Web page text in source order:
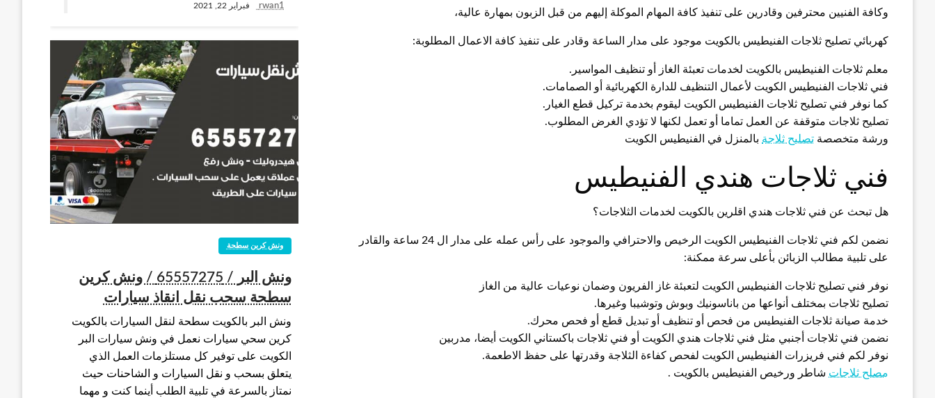
وكافة الفنيين محترفين وقادرين على تنفيذ كافة المهام الموكلة إليهم من قبل الزبون بمهارة عالية،
كهربائي تصليح ثلاجات الفنيطيس بالكويت موجود على مدار الساعة وقادر على تنفيذ كافة الاعمال المطلوبة:
معلم ثلاجات الفنيطيس بالكويت لخدمات تعبئة الغاز أو تنظيف المواسير.
فني ثلاجات الفنيطيس الكويت لأعمال التنظيف للدارة الكهربائية أو الصمامات.
كما نوفر فني تصليح ثلاجات الفنيطيس الكويت ليقوم بخدمة تركيل قطع الغيار.
تصليح ثلاجات متوقفة عن العمل تماما أو تعمل لكنها لا تؤدي الغرض المطلوب.
ورشة متخصصة تصليح ثلاجة بالمنزل في الفنيطيس الكويت
فني ثلاجات هندي الفنيطيس
هل تبحث عن فني ثلاجات هندي اقلرين بالكويت لخدمات الثلاجات؟
نضمن لكم فني ثلاجات الفنيطيس الكويت الرخيص والاحترافي والموجود على رأس عمله على مدار ال 24 ساعة والقادر
على تلبية مطالب الزبائن بأعلى سرعة ممكنة:
نوفر فني تصليح ثلاجات الفنيطيس الكويت لتعبئة غاز الفريون وضمان نوعيات عالية من الغاز
تصليح ثلاجات بمختلف أنواعها من باناسونيك وبوش وتوشيبا وغيرها.
خدمة صيانة ثلاجات الفنيطيس من فحص أو تنظيف أو تبديل قطع أو فحص محرك.
نضمن فني ثلاجات أجنبي مثل فني ثلاجات هندي الكويت أو فني ثلاجات باكستاني الكويت أيضا، مدربين
نوفر لكم فني فريزرات الفنيطيس الكويت لفحص كفاءة الثلاجة وقدرتها على حفظ الاطعمة.
مصلح ثلاجات شاطر ورخيص الفنيطيس بالكويت .
rwan1 فبراير 22, 2021
ونش كرين سطحة
ونش البر / 65557275 / ونش كرين
سطحة سحب نقل انقاذ سيارات
ونش البر بالكويت سطحة لنقل السيارات بالكويت
كرين سحي سيارات نعمل في ونش سيارات البر
الكويت على توفير كل مستلزمات العمل الذي
يتعلق بسحب و نقل السيارات و الشاحنات حيث
نمتاز بالسرعة في تلبية الطلب أينما كنت و مهما